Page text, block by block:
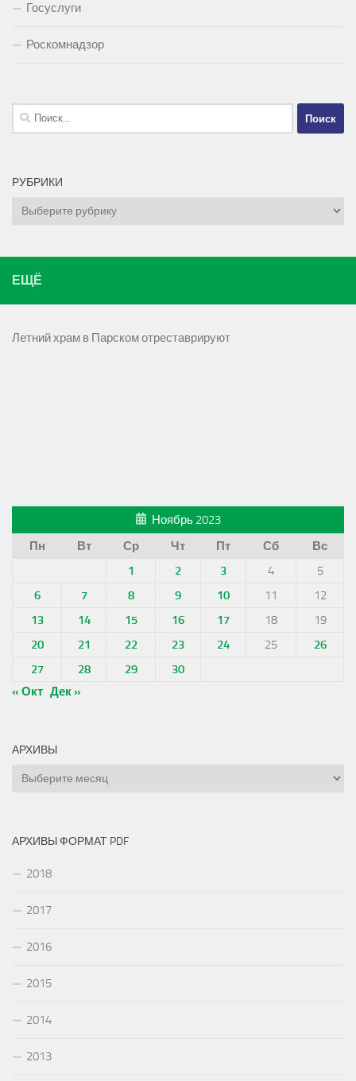
Госуслуги
Роскомнадзор
Найти:
РУБРИКИ
Рубрики
ЕЩЁ
Летний храм в Парском отреставрируют
Ноябрь 2023
Пн
Вт Ср Чт Пт Сб
Вс
1
2 3 4
5
6
7 8 9 10 11
12
13
14 15 16 17 18
19
20
21 22 23 24 25
26
27
28 29
30
« Окт Дек »
АРХИВЫ
Архивы
АРХИВЫ ФОРМАТ PDF
2018
2017
2016
2015
2014
2013